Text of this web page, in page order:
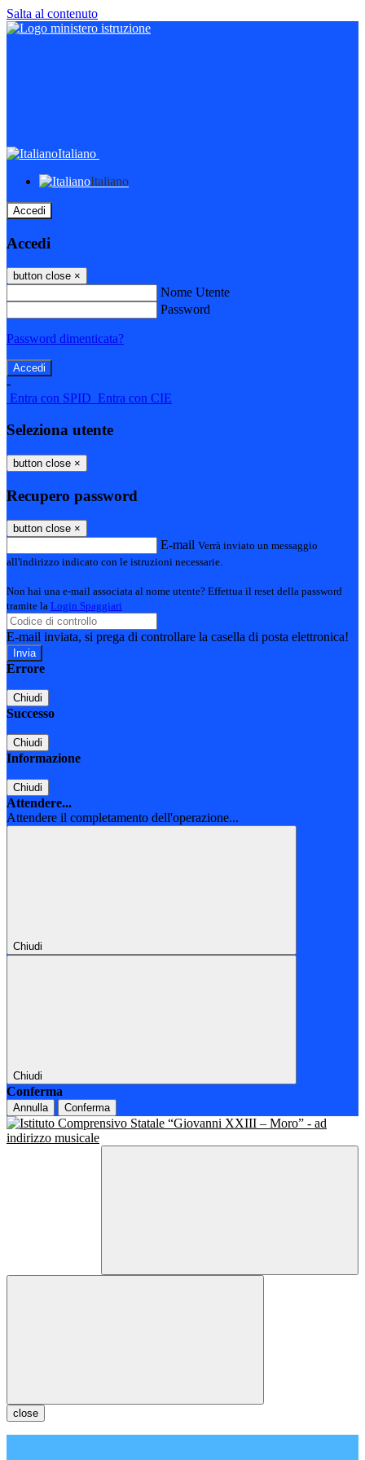
Salta al contenuto
Italiano
Italiano
Accedi
Accedi
button close ×
Nome Utente
Password
Password dimenticata?
-
Entra con SPID Entra con CIE
Seleziona utente
button close ×
Recupero password
button close ×
E-mail Verrà inviato un messaggio
all'indirizzo indicato con le istruzioni necessarie.
Non hai una e-mail associata al nome utente? Effettua il reset della password
tramite la Login Spaggiari
E-mail inviata, si prega di controllare la casella di posta elettronica!
Errore
Chiudi
Successo
Chiudi
Informazione
Chiudi
Attendere...
Attendere il completamento dell'operazione...
Chiudi
Chiudi
Conferma
Annulla Conferma
close